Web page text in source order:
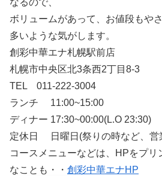
なるので、
ボリュームがあって、お値段もや
多いような気がします。
創彩中華エナ札幌駅前店
札幌市中央区北3条西2丁目8-3
TEL 011-222-3004
ランチ 11:00~15:00
ディナー 17:30~00:00(L.O 23:30)
定休日 日曜日(祭りの時など、営
コースメニューなどは、HPをプリ
なことも・・ 創彩中華エナHP